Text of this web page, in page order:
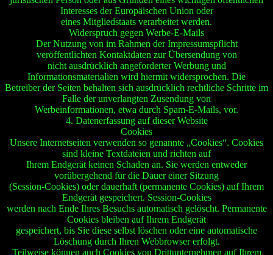
Interesses der Europäischen Union oder
eines Mitgliedstaats verarbeitet werden.
Widerspruch gegen Werbe-E-Mails
Der Nutzung von im Rahmen der Impressumspflicht
veröffentlichten Kontaktdaten zur Übersendung von
nicht ausdrücklich angeforderter Werbung und
Informationsmaterialien wird hiermit widersprochen. Die
Betreiber der Seiten behalten sich ausdrücklich rechtliche Schritte im
Falle der unverlangten Zusendung von
Werbeinformationen, etwa durch Spam-E-Mails, vor.
4. Datenerfassung auf dieser Website
Cookies
Unsere Internetseiten verwenden so genannte „Cookies“. Cookies
sind kleine Textdateien und richten auf
Ihrem Endgerät keinen Schaden an. Sie werden entweder
vorübergehend für die Dauer einer Sitzung
(Session-Cookies) oder dauerhaft (permanente Cookies) auf Ihrem
Endgerät gespeichert. Session-Cookies
werden nach Ende Ihres Besuchs automatisch gelöscht. Permanente
Cookies bleiben auf Ihrem Endgerät
gespeichert, bis Sie diese selbst löschen oder eine automatische
Löschung durch Ihren Webbrowser erfolgt.
Teilweise können auch Cookies von Drittunternehmen auf Ihrem